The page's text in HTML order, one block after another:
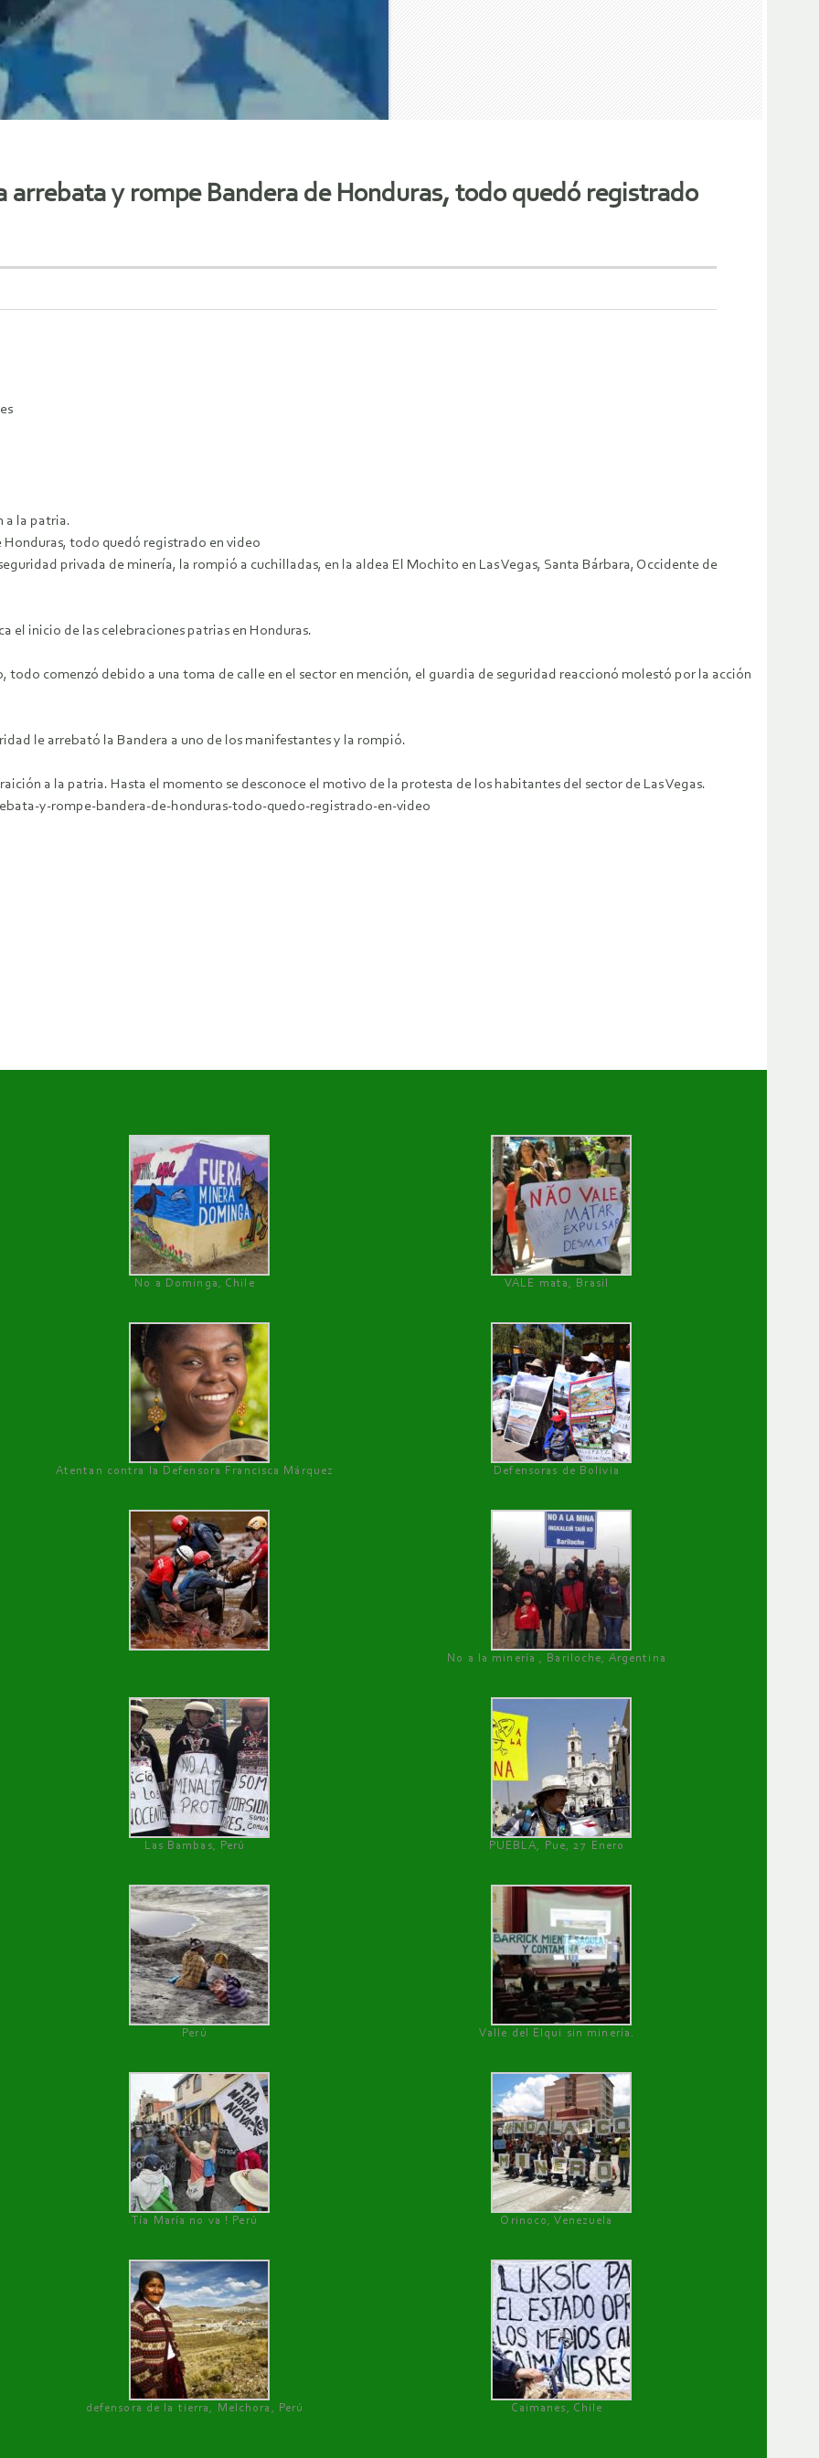
arrebata y rompe Bandera de Honduras, todo quedó registrado
a la patria.
todo quedó registrado en video
privada de minería, la rompió a cuchilladas, en la aldea El Mochito en Las Vegas, Santa Bárbara, Occidente de
el inicio de las celebraciones patrias en Honduras.
todo comenzó debido a una toma de calle en el sector en mención, el guardia de seguridad reaccionó molestó por la acción
le arrebató la Bandera a uno de los manifestantes y la rompió.
a la patria. Hasta el momento se desconoce el motivo de la protesta de los habitantes del sector de Las Vegas.
y-rompe-bandera-de-honduras-todo-quedo-registrado-en-video
No a Dominga, Chile
VALE mata, Brasil
Atentan contra la Defensora Francisca Márquez Defensoras de Bolivia
No a la minería , Bariloche, Argentina
Las Bambas, Perú PUEBLA, Pue, 27 Enero
Perú Valle del Elqui sin minería.
Tía María no va ! Perú Orinoco, Venezuela
defensora de la tierra, Melchora, Perú Caimanes, Chile